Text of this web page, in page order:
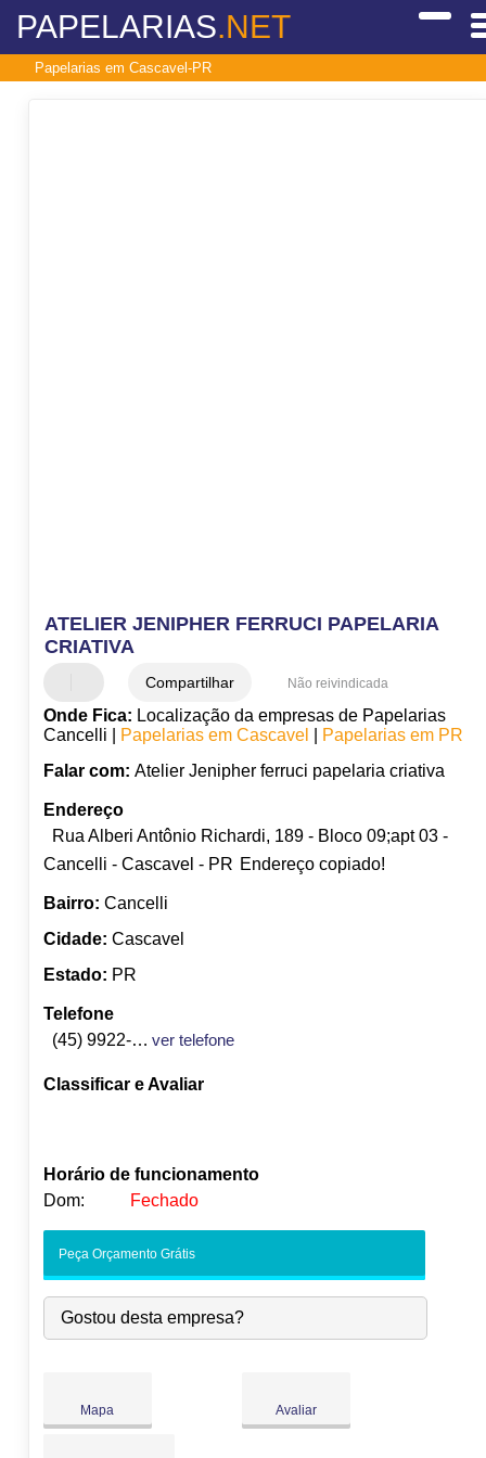
PAPELARIAS.NET
Papelarias em Cascavel-PR
ATELIER JENIPHER FERRUCI PAPELARIA
CRIATIVA
Compartilhar Não reivindicada
Onde Fica: Localização da empresas de Papelarias
Cancelli |
Papelarias em Cascavel
Papelarias em PR
Falar com: Atelier Jenipher ferruci papelaria criativa
Endereço
Rua Alberi Antônio Richardi, 189 - Bloco 09;apt 03 -
Cancelli - Cascavel - PR Endereço copiado!
Bairro: Cancelli
Cidade: Cascavel
Estado: PR
Telefone
(45) 9922-9206
ver telefone
Classificar e Avaliar
Horário de funcionamento
Dom:
Fechado
-
Qua:
09:00-18:00
Qui:
09:00-18:00
Peça Orçamento Grátis
Gostou desta empresa?
Mapa Avaliar